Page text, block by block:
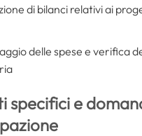
di bilanci relativi ai
delle spese e verifica
specifici e